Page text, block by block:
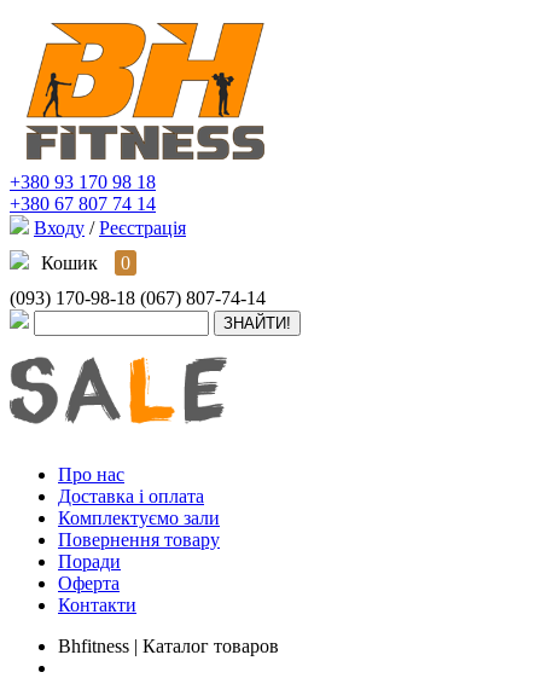
+380 93 170 98 18
+380 67 807 74 14
Входу / Реєстрація
Кошик
0
(093) 170-98-18 (067) 807-74-14
Про нас
Доставка і оплата
Комплектуємо зали
Повернення товару
Поради
Оферта
Контакти
Bhfitness | Каталог товаров